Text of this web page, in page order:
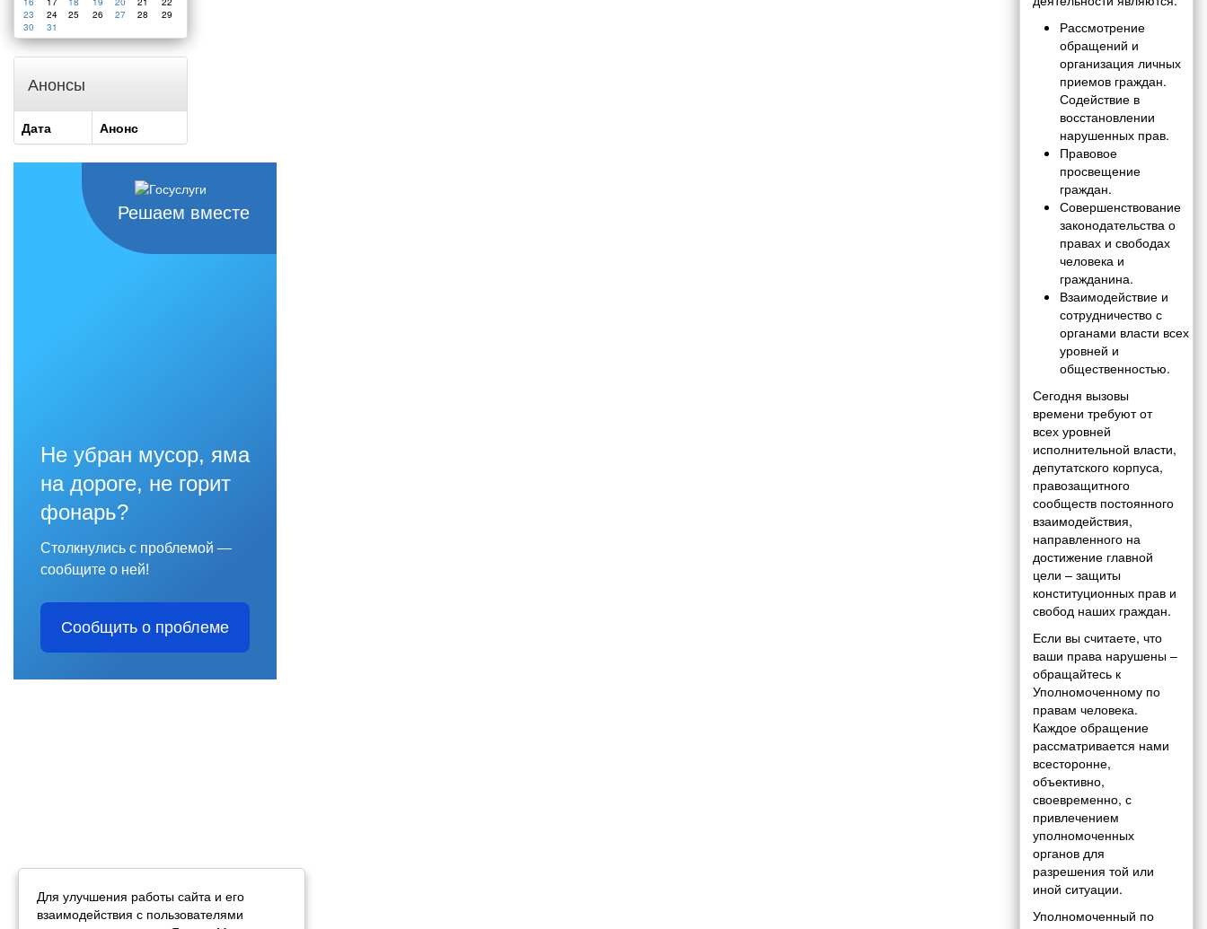
23
24 25 26 27 28
29
30
31
Анонсы
Дата Анонс
Решаем вместе
Не убран мусор, яма
на дороге, не горит
фонарь?
Столкнулись с проблемой —
сообщите о ней!
Сообщить о проблеме
Рассмотрение
обращений и
организация личных
приемов граждан.
Содействие в
восстановлении
нарушенных прав.
Правовое
просвещение
граждан.
Совершенствование
законодательства о
правах и свободах
человека и
гражданина.
Взаимодействие и
сотрудничество с
органами власти всех
уровней и
общественностью.
Сегодня вызовы
времени требуют от
всех уровней
исполнительной власти,
депутатского корпуса,
правозащитного
сообществ постоянного
взаимодействия,
направленного на
достижение главной
цели – защиты
конституционных прав и
свобод наших граждан.
Если вы считаете, что
ваши права нарушены –
обращайтесь к
Уполномоченному по
правам человека.
Каждое обращение
рассматривается нами
всесторонне,
объективно,
своевременно, с
привлечением
уполномоченных
органов для
разрешения той или
иной ситуации.
Уполномоченный по
Для улучшения работы сайта и его
взаимодействия с пользователями